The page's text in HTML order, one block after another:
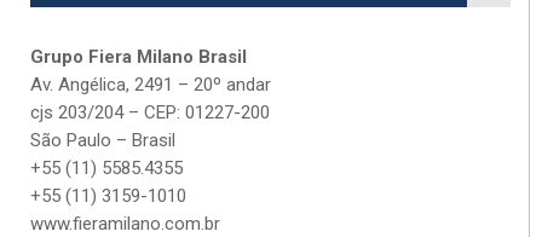
Grupo Fiera Milano Brasil
Av. Angélica, 2491 – 20º andar
cjs 203/204 – CEP: 01227-200
São Paulo – Brasil
+55 (11) 5585.4355
+55 (11) 3159-1010
www.fieramilano.com.br